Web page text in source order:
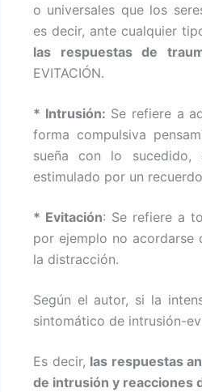
o universales que los
es decir, ante cualquier
las respuestas de
EVITACIÓN.
* Intrusión: Se refiere a
forma compulsiva
sueña con lo
estimulado por un
* Evitación: Se refiere a
por ejemplo no acordarse
la distracción.
Según el autor, si la
sintomático de intrusión-
Es decir, las respuestas
de intrusión y reacciones